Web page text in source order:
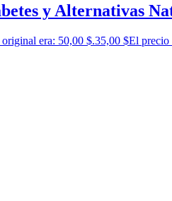
y Alternativas
era: 50,00 $.35,00 $El precio